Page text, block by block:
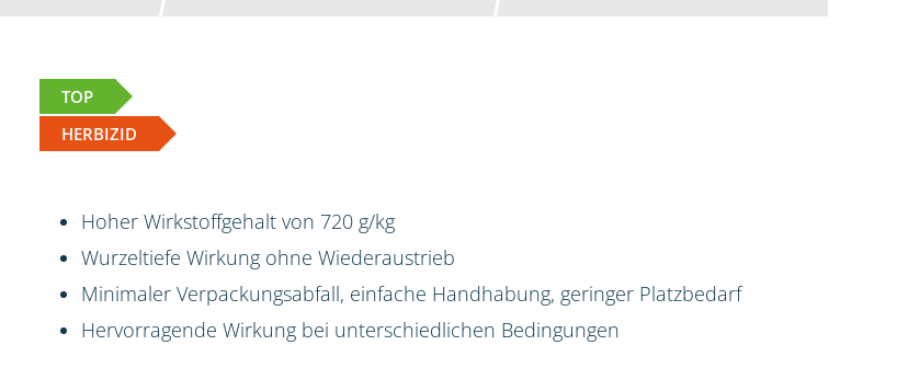
TOP
HERBIZID
Hoher Wirkstoffgehalt von 720 g/kg
Wurzeltiefe Wirkung ohne Wiederaustrieb
Minimaler Verpackungsabfall, einfache Handhabung, geringer Platzbedarf
Hervorragende Wirkung bei unterschiedlichen Bedingungen